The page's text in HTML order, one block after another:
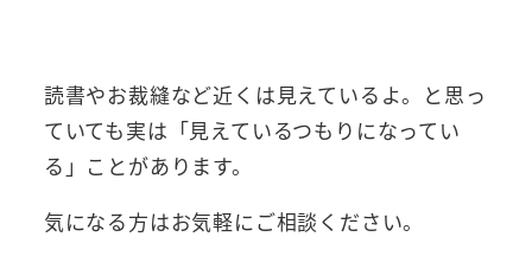
読書やお裁縫など近くは見えているよ。と思っ
ていても実は「見えているつもりになってい
る」ことがあります。
気になる方はお気軽にご相談ください。